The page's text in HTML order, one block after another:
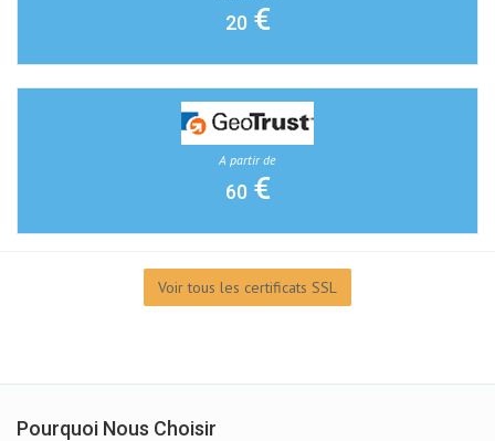
20 €
A partir de
60 €
Voir tous les certificats SSL
Pourquoi Nous Choisir